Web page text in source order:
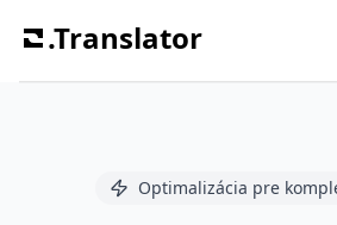
.Translator
Optimalizácia pre